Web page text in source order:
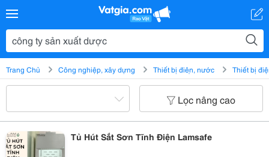
Trang Chủ Công nghiệp, xây dựng Thiết bị điện, nước Thiết bị
Lọc nâng cao
Tủ Hút Sắt Sơn Tĩnh Điện Lamsafe